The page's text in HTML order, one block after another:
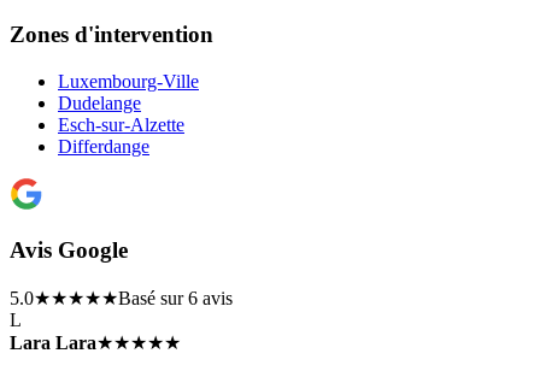
Zones d'intervention
Luxembourg-Ville
Dudelange
Esch-sur-Alzette
Differdange
Avis Google
5.0★★★★★Basé sur 6 avis
L
Lara Lara★★★★★